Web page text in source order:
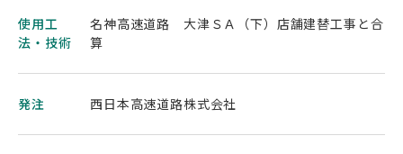
使用工
法・技術
名神高速道路 大津ＳＡ（下）店舗建替工事と合
算
発注 西日本高速道路株式会社